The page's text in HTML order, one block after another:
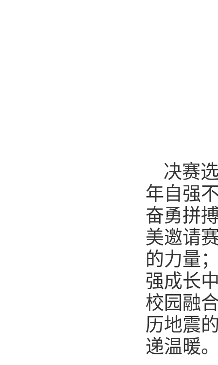
决赛
年自强
奋勇拼
美邀请
的力量
强成长
校园融
历地震
递温暖